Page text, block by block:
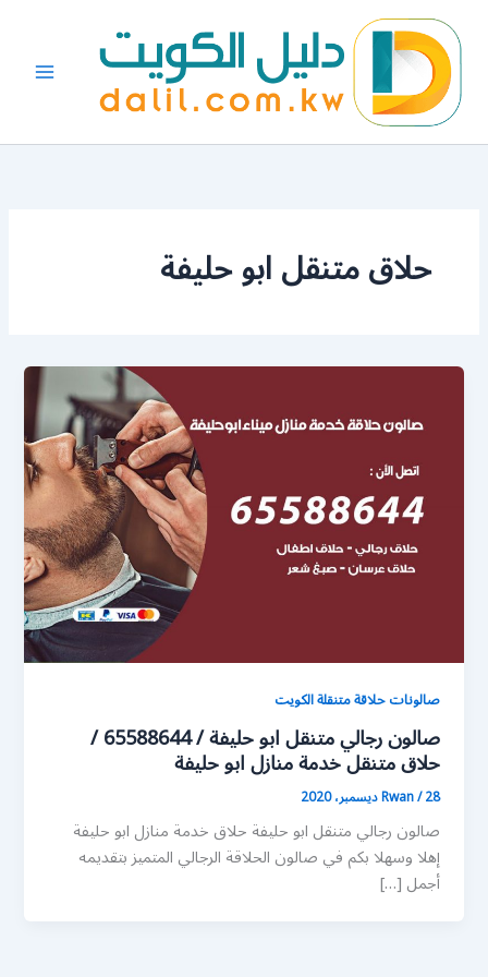
المحتوى
حلاق متنقل ابو حليفة
صالونات حلاقة متنقلة الكويت
صالون رجالي متنقل ابو حليفة / 65588644 /
حلاق متنقل خدمة منازل ابو حليفة
Rwan/28 ديسمبر، 2020
صالون رجالي متنقل ابو حليفة حلاق خدمة منازل ابو حليفة
إهلا وسهلا بكم في صالون الحلاقة الرجالي المتميز بتقديمه
أجمل […]